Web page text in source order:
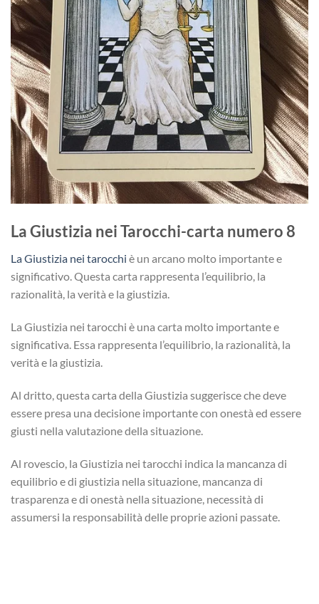
La Giustizia nei Tarocchi-carta numero 8
La Giustizia nei tarocchi è un arcano molto importante e
significativo. Questa carta rappresenta l’equilibrio, la
razionalità, la verità e la giustizia.
La Giustizia nei tarocchi è una carta molto importante e
significativa. Essa rappresenta l’equilibrio, la razionalità, la
verità e la giustizia.
Al dritto, questa carta della Giustizia suggerisce che deve
essere presa una decisione importante con onestà ed essere
giusti nella valutazione della situazione.
Al rovescio, la Giustizia nei tarocchi indica la mancanza di
equilibrio e di giustizia nella situazione, mancanza di
trasparenza e di onestà nella situazione, necessità di
assumersi la responsabilità delle proprie azioni passate.